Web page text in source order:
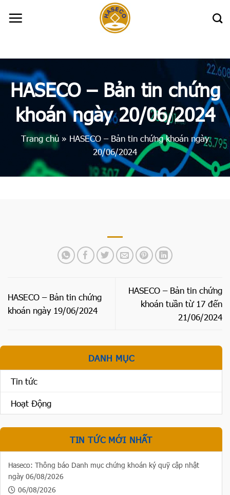
HASECO – Bản tin chứng
khoán ngày 20/06/2024
Trang chủ » HASECO – Bản tin chứng khoán ngày
20/06/2024
HASECO – Bản tin chứng
khoán ngày 19/06/2024
HASECO – Bản tin chứng
khoán tuần từ 17 đến
21/06/2024
DANH MỤC
Tin tức
Hoạt Động
TIN TỨC MỚI NHẤT
Haseco: Thông báo Danh mục chứng khoán ký quỹ cập nhật
ngày 06/08/2026
06/08/2026